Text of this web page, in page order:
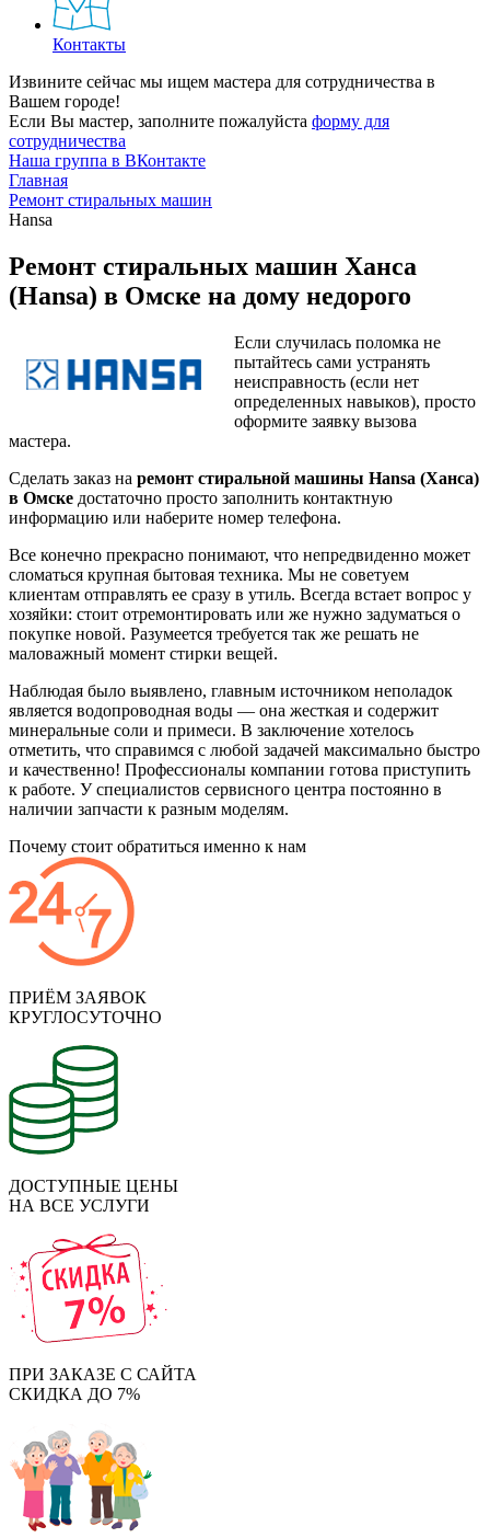
Контакты
Извините сейчас мы ищем мастера для сотрудничества в
Вашем городе!
Если Вы мастер, заполните пожалуйста форму для
сотрудничества
Наша группа в ВКонтакте
Главная
Ремонт стиральных машин
Hansa
Ремонт стиральных машин Ханса
(Hansa) в Омске на дому недорого
Если случилась поломка не
пытайтесь сами устранять
неисправность (если нет
определенных навыков), просто
оформите заявку вызова
мастера.
Сделать заказ на ремонт стиральной машины Hansa (Ханса)
в Омске достаточно просто заполнить контактную
информацию или наберите номер телефона.
Все конечно прекрасно понимают, что непредвиденно может
сломаться крупная бытовая техника. Мы не советуем
клиентам отправлять ее сразу в утиль. Всегда встает вопрос у
хозяйки: стоит отремонтировать или же нужно задуматься о
покупке новой. Разумеется требуется так же решать не
маловажный момент стирки вещей.
Наблюдая было выявлено, главным источником неполадок
является водопроводная воды — она жесткая и содержит
минеральные соли и примеси. В заключение хотелось
отметить, что справимся с любой задачей максимально быстро
и качественно! Профессионалы компании готова приступить
к работе. У специалистов сервисного центра постоянно в
наличии запчасти к разным моделям.
Почему стоит обратиться именно к нам
ПРИЁМ ЗАЯВОК
КРУГЛОСУТОЧНО
ДОСТУПНЫЕ ЦЕНЫ
НА ВСЕ УСЛУГИ
ПРИ ЗАКАЗЕ С САЙТА
СКИДКА ДО 7%